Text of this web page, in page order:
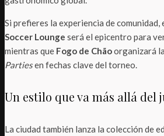
Si prefieres la experiencia de comunidad,
Soccer Lounge será el epicentro para
mientras que Fogo de Chãoorganizará
Partiesen fechas clave del torneo.
Un estilo que va más allá del
La ciudad también lanza la colección de